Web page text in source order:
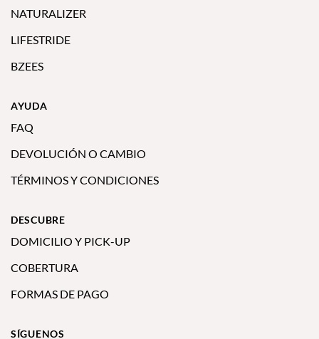
NATURALIZER
LIFESTRIDE
BZEES
AYUDA
FAQ
DEVOLUCIÓN O CAMBIO
TÉRMINOS Y CONDICIONES
DESCUBRE
DOMICILIO Y PICK-UP
COBERTURA
FORMAS DE PAGO
SÍGUENOS